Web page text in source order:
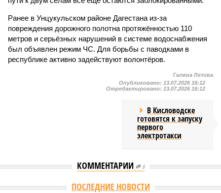
Ранее в Унцукульском районе Дагестана из-за
повреждения дорожного полотна протяжённостью 110
метров и серьёзных нарушений в системе водоснабжения
был объявлен режим ЧС. Для борьбы с паводками в
республике активно задействуют волонтёров.
Галина Летова
Опубликовано: 13.07.2026 16:12
Отредактировано: 13.07.2026 16:12
В Кисловодске
готовятся к запуску
первого
электротакси
КОММЕНТАРИИ 0
ПОСЛЕДНИЕ НОВОСТИ